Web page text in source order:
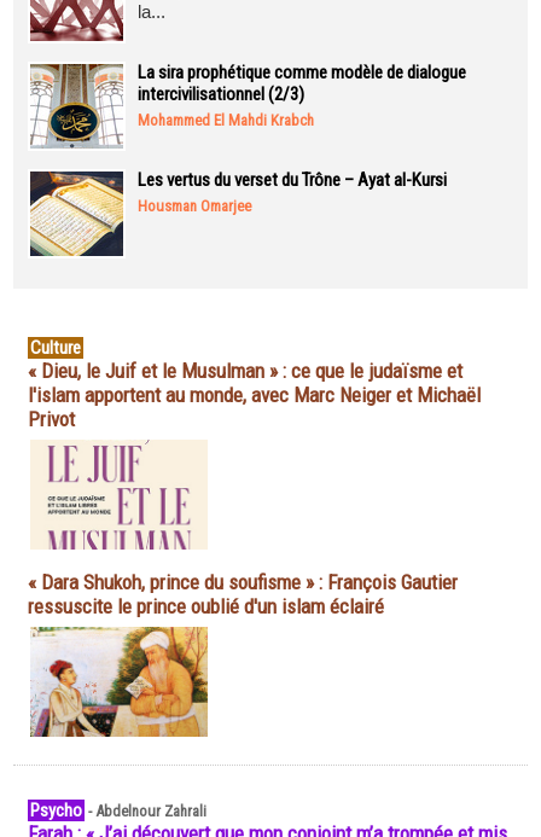
la...
La sira prophétique comme modèle de dialogue
intercivilisationnel (2/3)
Mohammed El Mahdi Krabch
Les vertus du verset du Trône – Ayat al-Kursi
Housman Omarjee
Culture
« Dieu, le Juif et le Musulman » : ce que le judaïsme et
l'islam apportent au monde, avec Marc Neiger et Michaël
Privot
« Dara Shukoh, prince du soufisme » : François Gautier
ressuscite le prince oublié d'un islam éclairé
Psycho -Abdelnour Zahrali